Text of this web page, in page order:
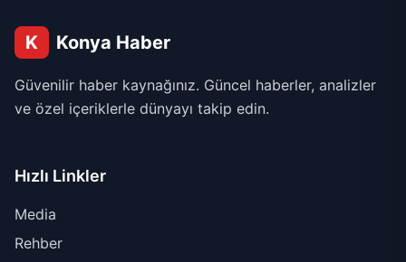
K Konya Haber
Güvenilir haber kaynağınız. Güncel haberler, analizler
ve özel içeriklerle dünyayı takip edin.
Hızlı Linkler
Media
Rehber